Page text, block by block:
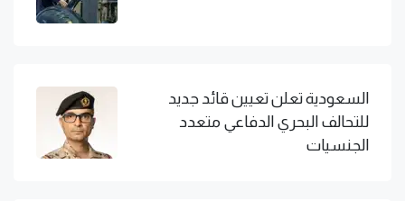
السعودية تعلن تعيين قائد جديد
للتحالف البحري الدفاعي متعدد
الجنسيات